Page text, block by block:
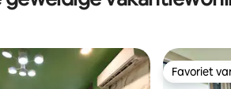
Favoriet
Favoriet